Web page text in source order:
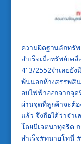
ความผิดฐานลักทรัพ
สําเร็จเมื่อทรัพย์เค
413/2552จำเลยยั
พ้นนอกห้างสรรพสิน
อบไฟฟ้าออกจากจุด
ผ่านจุดที่ลูกค้าจะต้
แล้ว จึงถือได้ว่าจำ
โดยมีเจตนาทุจริต
สำเร็จ#ทนายโทนี่